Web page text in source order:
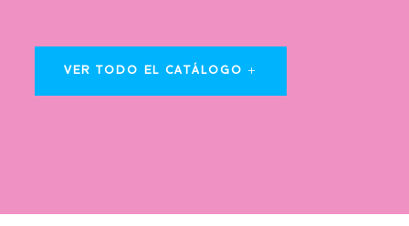
VER TODO EL CATÁLOGO